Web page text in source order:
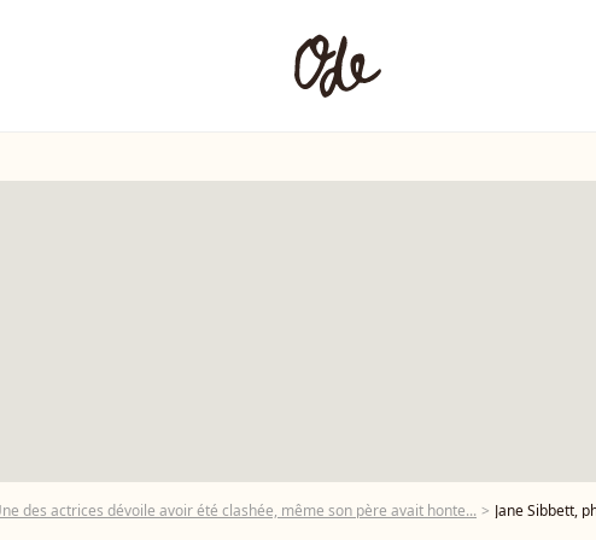
des actrices dévoile avoir été clashée, même son père avait honte... Jane Sibbett,